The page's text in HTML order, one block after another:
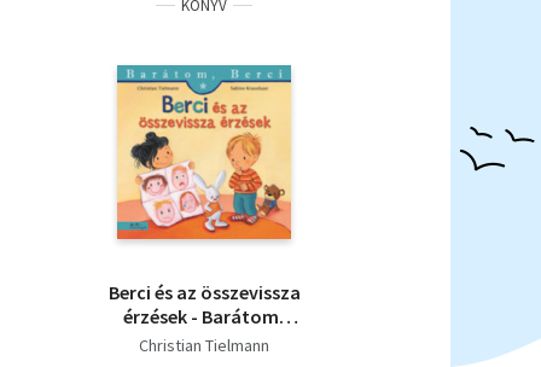
KÖNYV
Berci és az összevissza
érzések - Barátom,
Berci 29.
Christian Tielmann